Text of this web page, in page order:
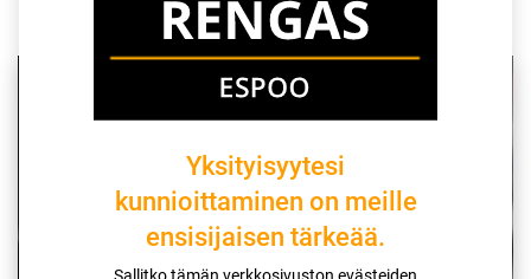
12. helmikuuta 2026 kirjoittaja SEO
Yksityisyytesi
kunnioittaminen on meille
ensisijaisen tärkeää.
Sallitko tämän verkkosivuston evästeiden